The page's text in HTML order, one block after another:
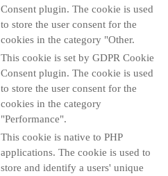
Consent plugin. The cookie is used
to store the user consent for the
cookies in the category "Other.
This cookie is set by GDPR Cookie
Consent plugin. The cookie is used
to store the user consent for the
cookies in the category
"Performance".
This cookie is native to PHP
applications. The cookie is used to
store and identify a users' unique